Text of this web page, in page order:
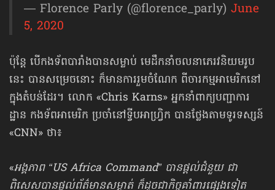
— Florence Parly (@florence_parly)June
5, 2020
ប៉ុន្តែ បើកងទ័ពបារាំងបាន​សម្លាប់ មេដឹកនាំចលនាភេរវនិយមរូប
នេះ បានសម្រេចនោះ ក៏មានការរួមចំណែក ពីចារកម្មអាមេរិក​នៅ
ក្នុងតំបន់ដែរ។ លោក «Chris Karns» អ្នកនាំពាក្យបញ្ជាការ
ដ្ឋាន កងទ័ពអាមេរិក ប្រចាំនៅទ្វីបអាហ្វ្រិក បានថ្លែងតាមទូរទស្សន៍
«CNN» ថា៖
«អង្គភាព “US Africa Command” បានផ្ដល់ជំនួយ ជា
ពិសេសបានផ្ដល់ព័ត៌មានសម្ងាត់ ក៏ដូចជាកិច្ចគាំពារផ្សេងទៀត